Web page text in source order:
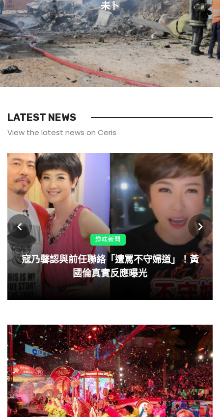
未卜
LATEST NEWS
View the latest news on Ceris
趣味新聞
寇乃馨認與前任聯絡「遭罵不守婦道」！黃
國倫真實反應曝光